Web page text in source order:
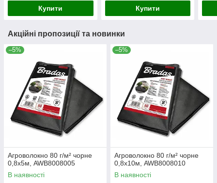
Купити Купити
Акційні пропозиції та новинки
–5%
Агроволокно 80 г/м² чорне
0,8х5м, AWB8008005
В наявності
–5%
Агроволокно 80 г/м² чорне
0,8х10м, AWB8008010
В наявності